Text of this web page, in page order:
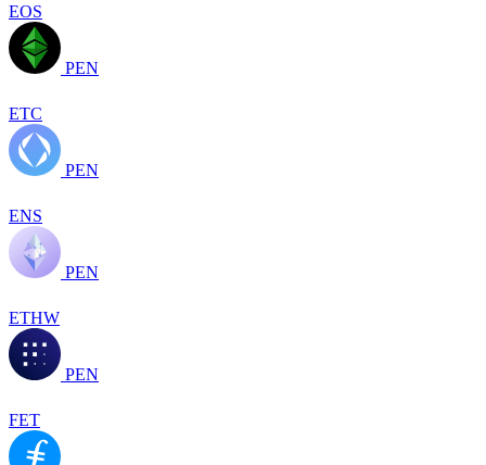
EOS
PEN
ETC
PEN
ENS
PEN
ETHW
PEN
FET